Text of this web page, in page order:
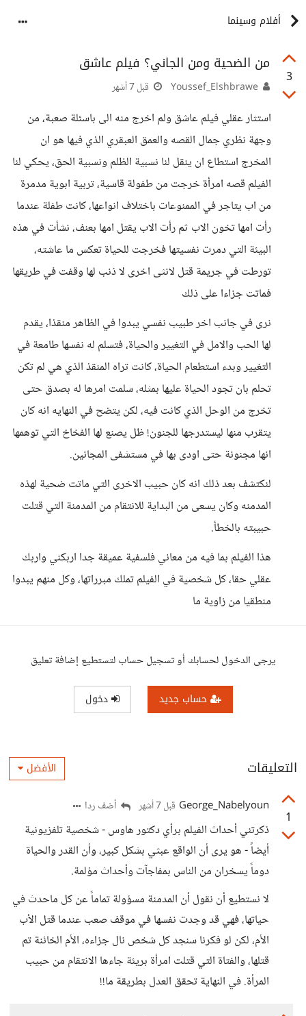
أفلام وسينما
3
من الضحية ومن الجاني؟ فيلم عاشق
قبل 7 أشهر
استثار عقلي فيلم عاشق ولم اخرج منه الى باسئلة صعبة، من
وجهة نظري جمال القصه والعمق العبقري الذي فيها هو ان
المخرج استطاع ان ينقل لنا نسبية الظلم ونسبية الحق، يحكي لنا
الفيلم قصه امرأة خرجت من طفولة قاسية، تربية ابوية مدمرة
من اب يتاجر في الممنوعات باختلاف انواعها، كانت طفلة عندما
رأت امها تخون الاب ثم رأت الاب يقتل امها بعنف، نشأت في هذه
البيئة التي دمرت نفسيتها فخرجت للحياة تعكس ما عاشته،
تورطت في جريمة قتل لانثى اخرى لا ذنب لها وقفت في طريقها
فماتت جزاءا على ذلك
نرى في جانب اخر طبيب نفسي يبدوا في الظاهر منقذا، يقدم
لها الحب والامل في التغيير والحياة، فتسلم له نفسها طامعة في
التغيير وبدء استطعام الحياة، كانت تراه المنقذ الذي هي لم تكن
تحلم بان تجود الحياة عليها بمثله، سلمت امرها له بصدق حتى
تخرج من الوحل الذي كانت فيه، لكن يتضح في النهايه انه كان
يتقرب منها ليستدرجها للجنون! ظل يصنع لها الفخاخ التي توهمها
انها مجنونة حتى اودى بها في مستشفى المجانين.
لنكتشف بعد ذلك انه كان حبيب الاخرى التي ماتت ضحية لهذه
المدمنه وكان يسعى من البداية للانتقام من المدمنة التي قتلت
حبيبته بالخطأ.
هذا الفيلم بما فيه من معاني فلسفية عميقة جدا اربكني واربك
عقلي حقا، كل شخصية في الفيلم تملك مبرراتها، وكل منهم يبدوا
منطقيا من زاوية ما
يرجى الدخول لحسابك أو تسجيل حساب لتستطيع إضافة تعليق
حساب جديد دخول
التعليقات الأفضل
1
George_Nabelyoun قبل 7 أشهر أضف ردا
ذكرتني أحداث الفيلم برأي دكتور هاوس - شخصية تلفزيونية
أيضاً - هو يرى أن الواقع عبثي بشكل كبير، وأن القدر والحياة
دوماً يسخران من الناس بمفاجآت وأحداث مؤلمة.
لا نستطيع أن نقول أن المدمنة مسؤولة تماماً عن كل ماحدث في
حياتها، فهي قد وجدت نفسها في موقف صعب عندما قتل الأب
الأم، لكن لو فكرنا سنجد كل شخص نال جزاءه، الأم الخائنة تم
قتلها، والفتاة التي قتلت امرأة بريئة جاءها الانتقام من حبيب
المرأة. في النهاية تحقق العدل بطريقة ما!!